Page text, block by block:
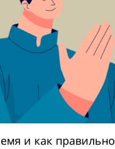
и как правильно